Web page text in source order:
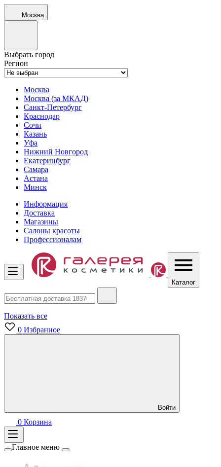
Москва
Выбрать город
Регион
Москва
Москва (за МКАД)
Санкт-Петербург
Краснодар
Сочи
Казань
Уфа
Нижний Новгород
Екатеринбург
Самара
Астана
Минск
Информация
Доставка
Магазины
Салоны красоты
Профессионалам
Каталог
Показать все
0 Избранное
Войти
0 Корзина
Главное меню